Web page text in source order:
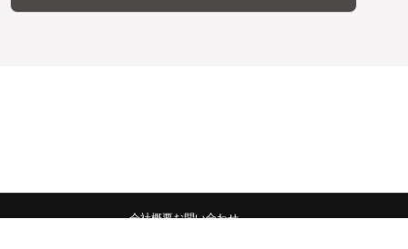
会社概要お問い合わせ